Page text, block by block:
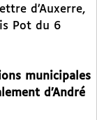
d’Auxerre,
Pot du 6
municipales
d’André